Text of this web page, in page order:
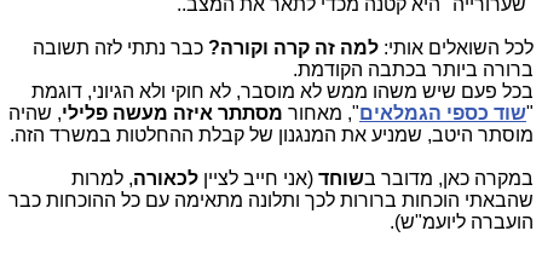
"שערורייה" היא קטנה מכדי לתאר את המצב..
לכל השואלים אותי: למה זה קרה וקורה? כבר נתתי לזה תשובה
ברורה ביותר בכתבה הקודמת.
בכל פעם שיש משהו ממש לא מוסבר, לא חוקי ולא הגיוני, דוגמת
"שוד כספי הגמלאים", מאחור מסתתר איזה מעשה פלילי, שהיה
מוסתר היטב, שמניע את המנגנון של קבלת ההחלטות במשרד הזה.
במקרה כאן, מדובר בשוחד (אני חייב לציין לכאורה, למרות
שהבאתי הוכחות ברורות לכך ותלונה מתאימה עם כל ההוכחות כבר
הועברה ליועמ"ש).